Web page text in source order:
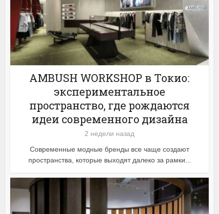
AMBUSH WORKSHOP в Токио:
экспериментальное
пространство, где рождаются
идеи современного дизайна
2 недели назад
Современные модные бренды все чаще создают
пространства, которые выходят далеко за рамки...